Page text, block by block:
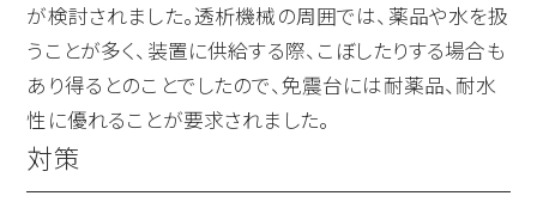
が検討されました。透析機械の周囲では、薬品や水を扱
うことが多く、装置に供給する際、こぼしたりする場合も
あり得るとのことでしたので、免震台には耐薬品、耐水
性に優れることが要求されました。
対策